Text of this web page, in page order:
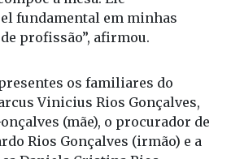
profissão”, afirmou.
Vinicius Rios Gonçalves,
(mãe), o procurador de
Rios Gonçalves (irmão) e a
Daniela Cristina Rios
familiares do desembargador